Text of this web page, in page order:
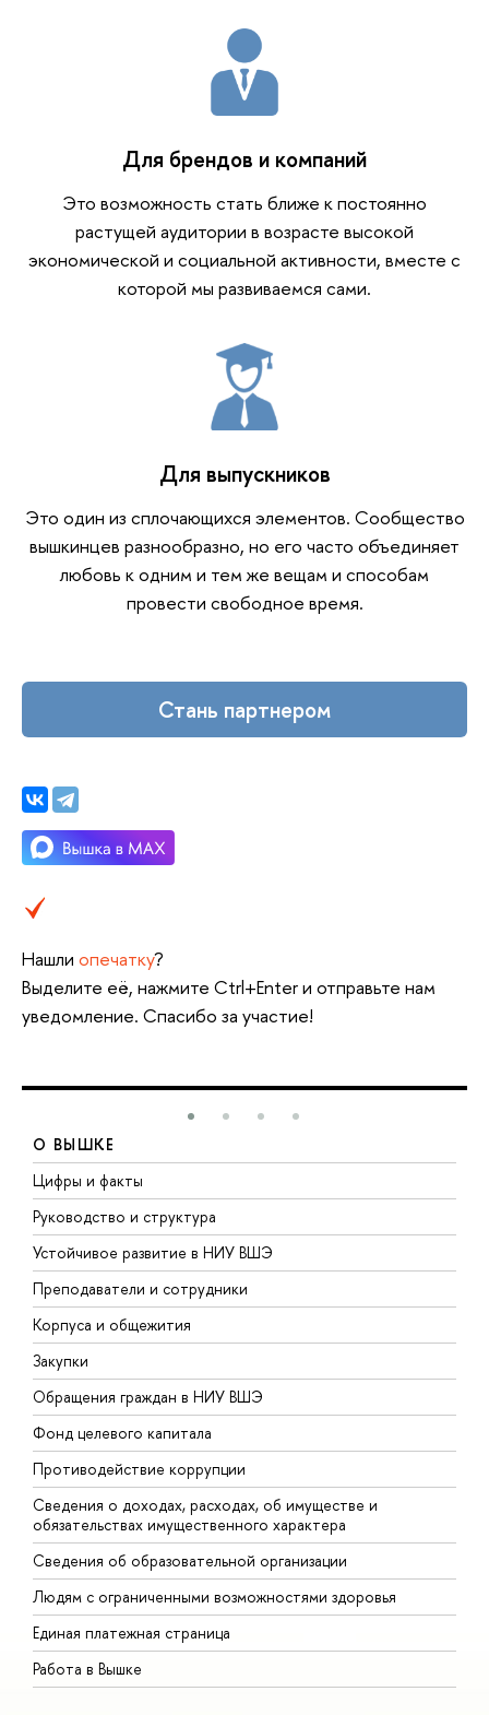
Для брендов и компаний
Это возможность стать ближе к постоянно
растущей аудитории в возрасте высокой
экономической и социальной активности, вместе с
которой мы развиваемся сами.
Для выпускников
Это один из сплочающихся элементов. Сообщество
вышкинцев разнообразно, но его часто объединяет
любовь к одним и тем же вещам и способам
провести свободное время.
Стань партнером
Нашли опечатку?
Выделите её, нажмите Ctrl+Enter и отправьте нам
уведомление. Спасибо за участие!
О ВЫШКЕ
Цифры и факты
Руководство и структура
Устойчивое развитие в НИУ ВШЭ
Преподаватели и сотрудники
Корпуса и общежития
Закупки
Обращения граждан в НИУ ВШЭ
Фонд целевого капитала
Противодействие коррупции
Сведения о доходах, расходах, об имуществе и
обязательствах имущественного характера
Сведения об образовательной организации
Людям с ограниченными возможностями здоровья
Единая платежная страница
Работа в Вышке